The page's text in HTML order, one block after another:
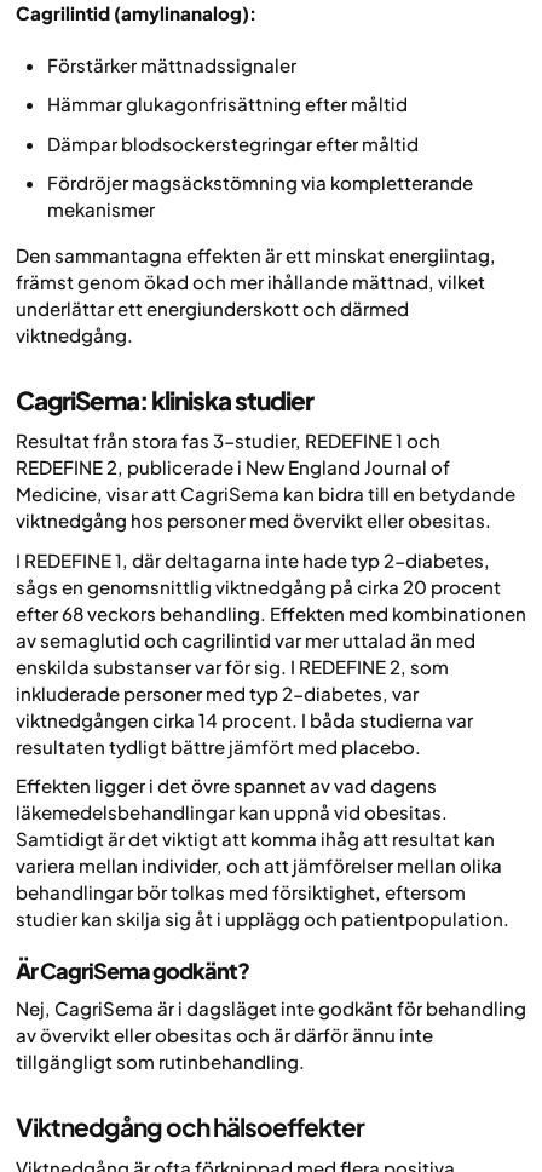
Cagrilintid (amylinanalog):
Förstärker mättnadssignaler
Hämmar glukagonfrisättning efter måltid
Dämpar blodsockerstegringar efter måltid
Fördröjer magsäckstömning via kompletterande
mekanismer
Den sammantagna effekten är ett minskat energiintag,
främst genom ökad och mer ihållande mättnad, vilket
underlättar ett energiunderskott och därmed
viktnedgång.
CagriSema: kliniska studier
Resultat från stora fas 3-studier, REDEFINE 1 och
REDEFINE 2, publicerade i New England Journal of
Medicine, visar att CagriSema kan bidra till en betydande
viktnedgång hos personer med övervikt eller obesitas.
I REDEFINE 1, där deltagarna inte hade typ 2-diabetes,
sågs en genomsnittlig viktnedgång på cirka 20 procent
efter 68 veckors behandling. Effekten med kombinationen
av semaglutid och cagrilintid var mer uttalad än med
enskilda substanser var för sig. I REDEFINE 2, som
inkluderade personer med typ 2-diabetes, var
viktnedgången cirka 14 procent. I båda studierna var
resultaten tydligt bättre jämfört med placebo.
Effekten ligger i det övre spannet av vad dagens
läkemedelsbehandlingar kan uppnå vid obesitas.
Samtidigt är det viktigt att komma ihåg att resultat kan
variera mellan individer, och att jämförelser mellan olika
behandlingar bör tolkas med försiktighet, eftersom
studier kan skilja sig åt i upplägg och patientpopulation.
Är CagriSema godkänt?
Nej, CagriSema är i dagsläget inte godkänt för behandling
av övervikt eller obesitas och är därför ännu inte
tillgängligt som rutinbehandling.
Viktnedgång och hälsoeffekter